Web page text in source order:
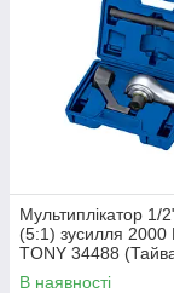
Мультиплікатор 1/
(5:1) зусилля
TONY 34488
В наявності